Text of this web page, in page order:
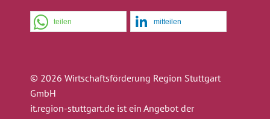
teilen mitteilen
© 2026 Wirtschaftsförderung Region Stuttgart
GmbH
it.region-stuttgart.de ist ein Angebot der